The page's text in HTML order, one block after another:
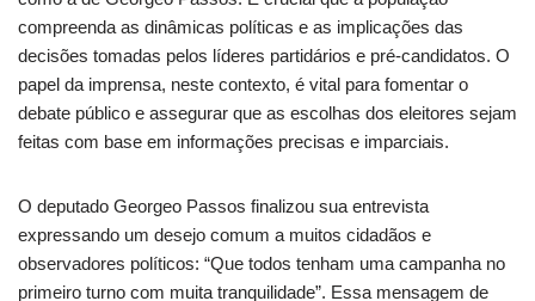
compreenda as dinâmicas políticas e as implicações das
decisões tomadas pelos líderes partidários e pré-candidatos. O
papel da imprensa, neste contexto, é vital para fomentar o
debate público e assegurar que as escolhas dos eleitores sejam
feitas com base em informações precisas e imparciais.
O deputado Georgeo Passos finalizou sua entrevista
expressando um desejo comum a muitos cidadãos e
observadores políticos: “Que todos tenham uma campanha no
primeiro turno com muita tranquilidade”. Essa mensagem de